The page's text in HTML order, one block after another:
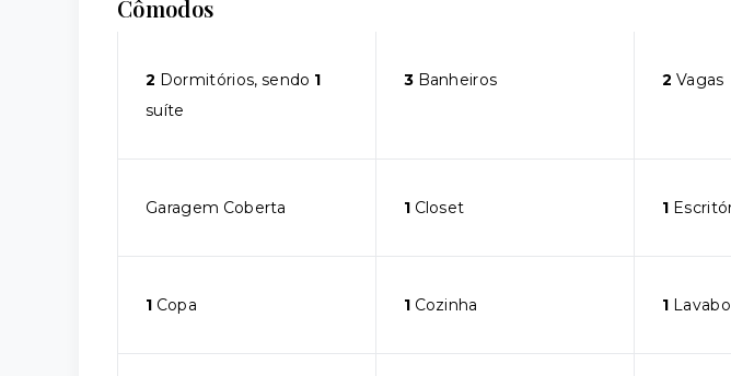
Cômodos
2 Dormitórios, sendo 1
suíte
3Banheiros 2 Vagas
Garagem Coberta 1Closet 1
1 Copa 1Cozinha 1 Lavabo